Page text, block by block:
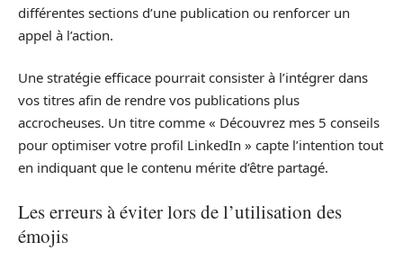
différentes sections d’une publication ou renforcer un
appel à l’action.
Une stratégie efficace pourrait consister à l’intégrer dans
vos titres afin de rendre vos publications plus
accrocheuses. Un titre comme « Découvrez mes 5 conseils
pour optimiser votre profil LinkedIn » capte l’intention tout
en indiquant que le contenu mérite d’être partagé.
Les erreurs à éviter lors de l’utilisation des
émojis